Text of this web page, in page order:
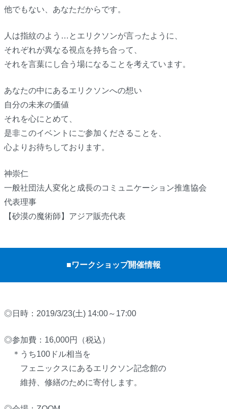
他でもない、あなただからです。
人は指紋のよう…とエリクソンが言ったように、
それぞれが異なる視点を持ち合って、
それを言葉にし合う場になることを考えています。
あなたの中にあるエリクソンへの想い
自分の未来の価値
それを心にとめて、
是非このイベントにご参加くださることを、
心よりお待ちしております。
神崇仁
一般社団法人変化と成長のコミュニケーション推進協会
代表理事
【砂漠の魔術師】アジア販売代表
■ワークショップ開催情報
◎日時：2019/3/23(土) 14:00～17:00
◎参加費：16,000円（税込）
＊うち100ドル相当を
フェニックスにあるエリクソン記念館の
維持、修繕のために寄付します。